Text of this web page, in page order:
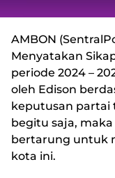
AMBON (
Menyatakan
periode 2024 –
oleh Edison
keputusan partai
begitu saja,
bertarung untuk
kota ini.